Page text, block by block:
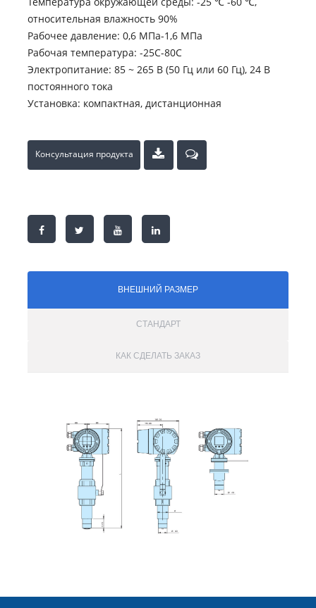
относительная влажность 90%
Рабочее давление: 0,6 МПа-1,6 МПа
Рабочая температура: -25C-80C
Электропитание: 85 ~ 265 В (50 Гц или 60 Гц), 24 В
постоянного тока
Установка: компактная, дистанционная
Консультация продукта
ВНЕШНИЙ РАЗМЕР
СТАНДАРТ
КАК СДЕЛАТЬ ЗАКАЗ